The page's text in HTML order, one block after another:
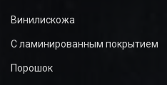
Винилискожа
С ламинированным покрытием
Порошок